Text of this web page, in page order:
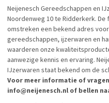
Neijenesch Gereedschappen en
Noordenweg 10 te Ridderkerk. De
omstreken een bekend adres
gereedschappen, ijzerwaren en
waarderen onze
aanwezige kennis en ervaring.
IJzerwaren staat bekend om de
Voor meer informatie of
info@neijenesch.nl of bellen